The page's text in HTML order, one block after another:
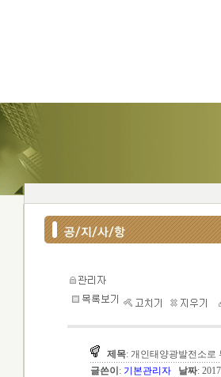
제목: 개인태양광발전소로
글쓴이 : 기본관리자 날짜: